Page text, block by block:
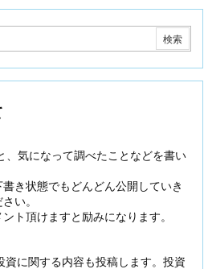
、気になって調べたことなどを書い
き状態でもどんどん公開していき
い。
ト頂けますと励みになります。
に関する内容も投稿します。投資